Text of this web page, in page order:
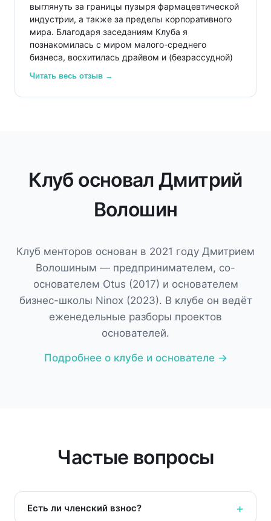
основателем самой крупной школы немецкого
языка в России, или с людьми, которые
создавали Skyeng и Novakid. Короче, нет столько
времени, чтобы все это перечислять. В тот
момент я решил, что неплохо зашел и остался
там.
выглянуть за границы пузыря фармацевтической
индустрии, а также за пределы корпоративного
мира. Благодаря заседаниям Клуба я
познакомилась с миром малого-среднего
бизнеса, восхитилась драйвом и (безрассудной)
стремлением разрабатывать и продвигать свои
продукты и услуги, беря на себя все риски
систематизации знаний в самых разных
областях, особенно когда надо приземлить опыт
Читать весь отзыв →
Клуб основал Дмитрий
Волошин
Клуб менторов основан в 2021 году Дмитрием
Волошиным — предпринимателем, со-
основателем Otus (2017) и основателем
бизнес-школы Ninox (2023). В клубе он ведёт
еженедельные разборы проектов
основателей.
Подробнее о клубе и основателе →
Частые вопросы
Есть ли членский взнос?